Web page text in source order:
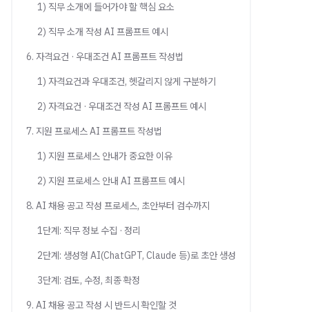
1) 직무 소개에 들어가야 할 핵심 요소
2) 직무 소개 작성 AI 프롬프트 예시
6. 자격요건 · 우대조건 AI 프롬프트 작성법
1) 자격요건과 우대조건, 헷갈리지 않게 구분하기
2) 자격요건 · 우대조건 작성 AI 프롬프트 예시
7. 지원 프로세스 AI 프롬프트 작성법
1) 지원 프로세스 안내가 중요한 이유
2) 지원 프로세스 안내 AI 프롬프트 예시
8. AI 채용 공고 작성 프로세스, 초안부터 검수까지
1단계: 직무 정보 수집 · 정리
2단계: 생성형 AI(ChatGPT, Claude 등)로 초안 생성
3단계: 검토, 수정, 최종 확정
9. AI 채용 공고 작성 시 반드시 확인할 것